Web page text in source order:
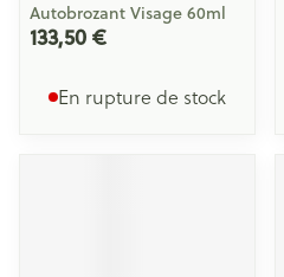
Autobrozant Visage 60ml
133,50 €
En rupture de stock